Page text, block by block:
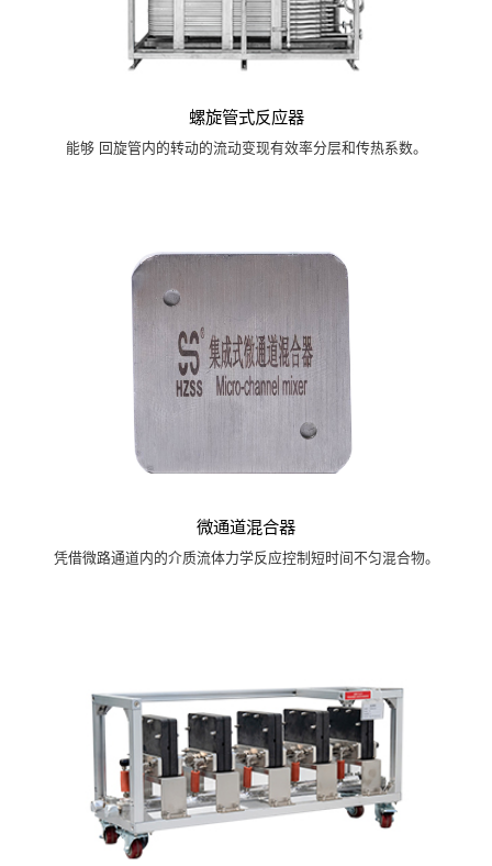
螺旋管式反应器
能够 回旋管内的转动的流动变现有效率分层和传热系数。
微通道混合器
凭借微路通道内的介质流体力学反应控制短时间不匀混合物。